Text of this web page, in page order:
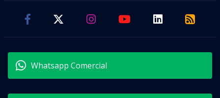
Whatsapp Comercial